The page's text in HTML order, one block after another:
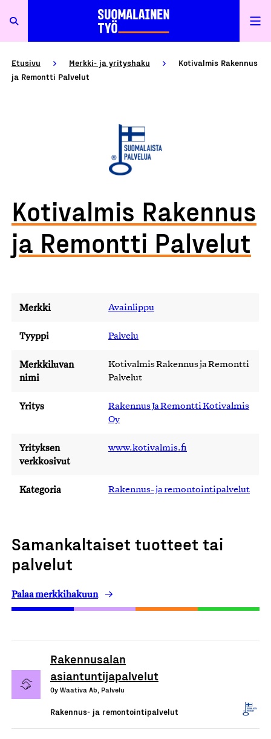
Etusivu Merkki- ja yrityshaku
Kotivalmis Rakennus
ja Remontti Palvelut
Kotivalmis Rakennus
ja Remontti Palvelut
Merkki Avainlippu
Tyyppi Palvelu
Merkkiluvan
nimi
Kotivalmis Rakennus ja Remontti
Palvelut
Yritys
Rakennus Ja Remontti Kotivalmis
Oy
Yrityksen
verkkosivut
www.kotivalmis.fi
Kategoria Rakennus- ja remontointipalvelut
Samankaltaiset tuotteet tai
palvelut
Palaa merkkihakuun
Rakennusalan
asiantuntijapalvelut
Oy Waativa Ab, Palvelu
Rakennus- ja remontointipalvelut